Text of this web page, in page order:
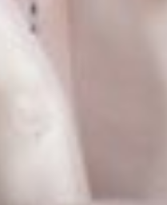
doit nous conduire à
et de nos équipes.
travaillons donc
gaspillage alimentaire,